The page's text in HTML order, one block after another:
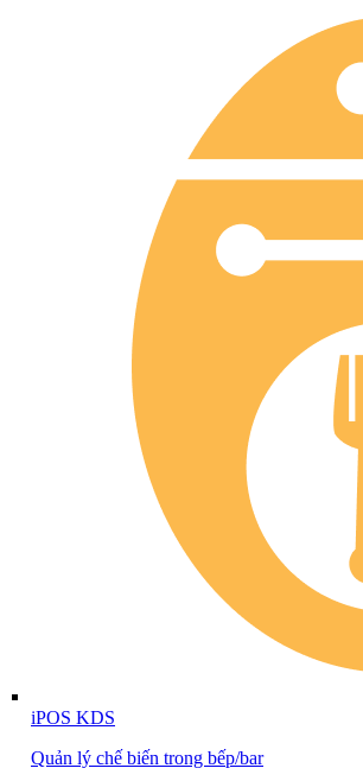
iPOS KDS
Quản lý chế biến trong bếp/bar